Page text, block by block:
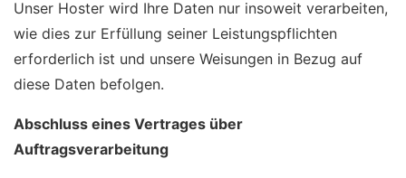
Unser Hoster wird Ihre Daten nur insoweit verarbeiten,
wie dies zur Erfüllung seiner Leistungspflichten
erforderlich ist und unsere Weisungen in Bezug auf
diese Daten befolgen.
Abschluss eines Vertrages über
Auftragsverarbeitung